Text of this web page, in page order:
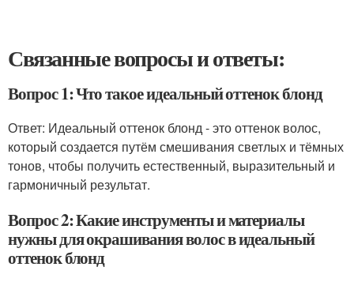
Связанные вопросы и ответы:
Вопрос 1: Что такое идеальный оттенок блонд
Ответ: Идеальный оттенок блонд - это оттенок волос,
который создается путём смешивания светлых и тёмных
тонов, чтобы получить естественный, выразительный и
гармоничный результат.
Вопрос 2: Какие инструменты и материалы
нужны для окрашивания волос в идеальный
оттенок блонд